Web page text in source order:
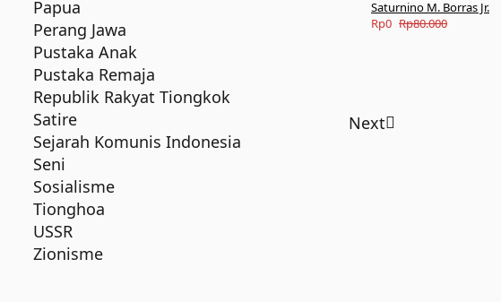
Saturnino M. Borras Jr.
Rp80.000
Original
Rp0
Current
Next
Papua
Perang Jawa
Pustaka Anak
Pustaka Remaja
Republik Rakyat Tiongkok
Satire
Sejarah Komunis Indonesia
Seni
Sosialisme
Tionghoa
USSR
Zionisme